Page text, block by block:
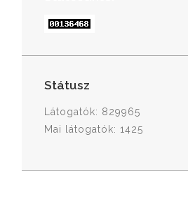
Státusz
Látogatók: 829965
Mai látogatók: 1425